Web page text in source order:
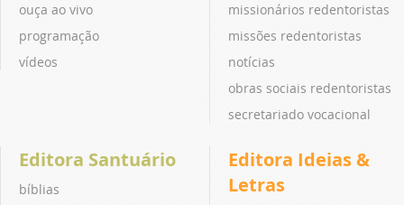
ouça ao vivo
programação
vídeos
missionários redentoristas
missões redentoristas
notícias
obras sociais redentoristas
secretariado vocacional
Editora Santuário
bíblias
Editora Ideias &
Letras